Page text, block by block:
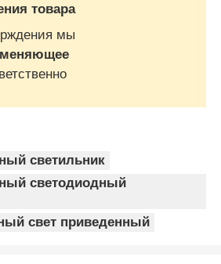
товара
мы
светильник
светодиодный
свет приведенный